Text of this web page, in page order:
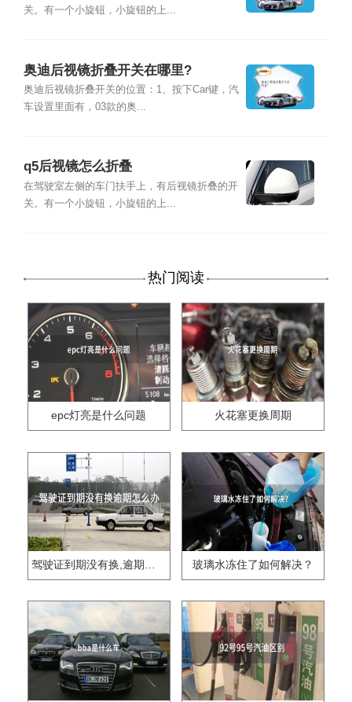
关。有一个小旋钮，小旋钮的上...
奥迪后视镜折叠开关在哪里?
奥迪后视镜折叠开关的位置：1、按下Car键，汽
车设置里面有，03款的奥...
q5后视镜怎么折叠
在驾驶室左侧的车门扶手上，有后视镜折叠的开
关。有一个小旋钮，小旋钮的上...
热门阅读
epc灯亮是什么问题 火花塞更换周期
玻璃水冻住了如何解决？